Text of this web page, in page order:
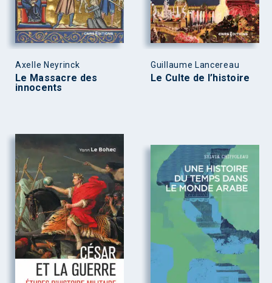
Axelle Neyrinck
Le Massacre des
innocents
Guillaume Lancereau
Le Culte de l’histoire